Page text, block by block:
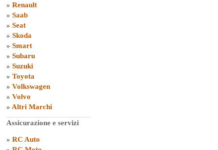
» Renault
» Saab
» Seat
» Skoda
» Smart
» Subaru
» Suzuki
» Toyota
» Volkswagen
» Volvo
» Altri Marchi
Assicurazione e servizi
» RC Auto